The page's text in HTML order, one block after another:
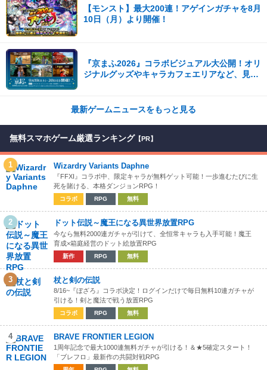
【モンスト】最大200連！アゲインガチャを8月
10日（月）より開催！
『京まふ2026』コラボビジュアル大公開！オリ
ジナルグッズやキャラカフェエリアなど、見ど
最新ゲームニュースをもっと見る
無料スマホゲーム厳選ランキング 【PR】
1 Wizardry Variants Daphne
『FFXI』コラボ中、限定キャラが無料ゲット可能！一歩進むたびに生
死を賭ける、本格ダンジョンRPG！
コラボ RPG 無料
2 ドット伝説～魔王になる異世界放置RPG
今なら無料2000連ガチャが引けて、全恒常キャラも入手可能！魔王
育成×箱庭経営のドット絵放置RPG
新作 RPG 無料
3 杖と剣の伝説
8/16~『ぼざろ』コラボ決定！ログインだけで毎日無料10連ガチャが
引ける！剣と魔法で戦う放置RPG
コラボ RPG 無料
4 BRAVE FRONTIER LEGION
1周年記念で最大1000連無料ガチャが引ける！＆★5確定スタート！
「ブレフロ」最新作の共闘対戦RPG